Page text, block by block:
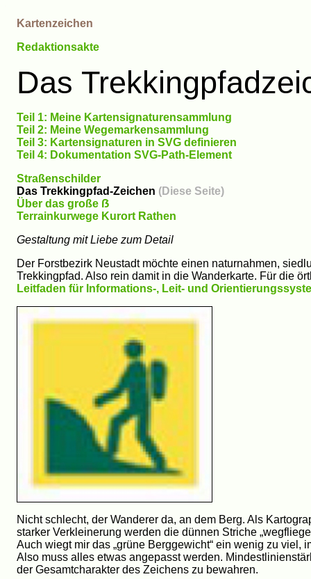
Kartenzeichen
Redaktionsakte
Das
Teil 1: Meine Kartensignaturensammlung
Teil 2: Meine Wegemarkensammlung
Teil 3: Kartensignaturen in SVG definieren
Teil 4: Dokumentation SVG-Path-Element
Straßenschilder
Das Trekkingpfad-Zeichen (Diese Seite)
Über das große ẞ
Terrainkurwege Kurort Rathen
Gestaltung mit Liebe zum Detail
Der Forstbezirk Neustadt möchte einen naturnahmen,
Trekkingpfad. Also rein damit in die Wanderkarte. Für die
Leitfaden für Informations-, Leit- und
Nicht schlecht, der Wanderer da, an dem Berg. Als
starker Verkleinerung werden die dünnen Striche
Auch wiegt mir das „grüne Berggewicht“ ein wenig zu viel,
Also muss alles etwas angepasst werden.
der Gesamtcharakter des Zeichens zu bewahren.